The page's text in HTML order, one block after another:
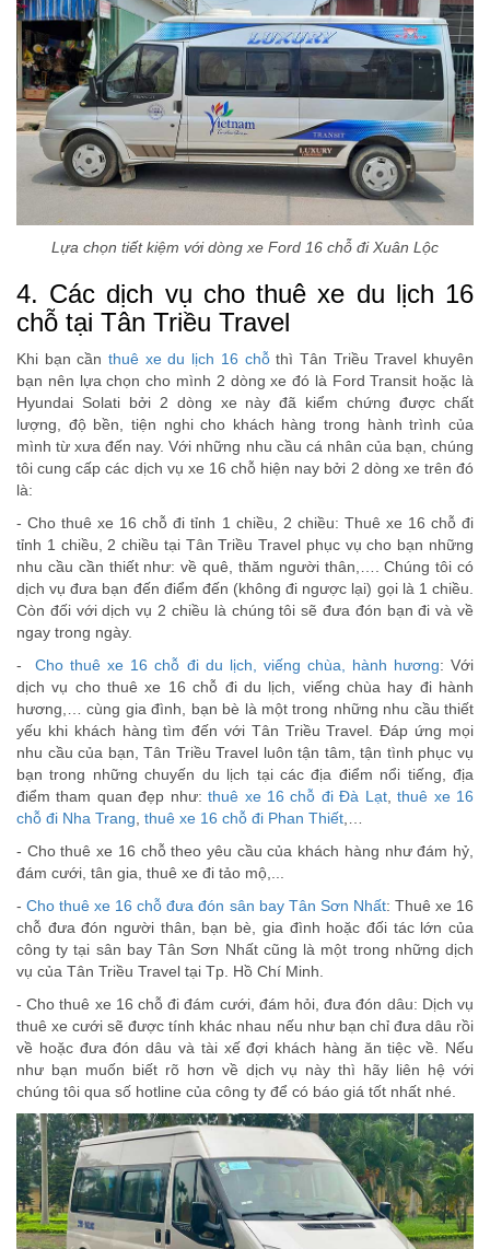
Lựa chọn tiết kiệm với dòng xe Ford 16 chỗ đi Xuân Lộc
4. Các dịch vụ cho thuê xe du lịch 16
chỗ tại Tân Triều Travel
Khi bạn cầnthuê xe du lịch 16 chỗthì Tân Triều Travel khuyên
bạn nên lựa chọn cho mình 2 dòng xe đó là Ford Transit hoặc là
Hyundai Solati bởi 2 dòng xe này đã kiểm chứng được chất
lượng, độ bền, tiện nghi cho khách hàng trong hành trình của
mình từ xưa đến nay. Với những nhu cầu cá nhân của bạn, chúng
tôi cung cấp các dịch vụ xe 16 chỗ hiện nay bởi 2 dòng xe trên đó
là:
- Cho thuê xe 16 chỗ đi tỉnh 1 chiều, 2 chiều: Thuê xe 16 chỗ đi
tỉnh 1 chiều, 2 chiều tại Tân Triều Travel phục vụ cho bạn những
nhu cầu cần thiết như: về quê, thăm người thân,…. Chúng tôi có
dịch vụ đưa bạn đến điểm đến (không đi ngược lại) gọi là 1 chiều.
Còn đối với dịch vụ 2 chiều là chúng tôi sẽ đưa đón bạn đi và về
ngay trong ngày.
-Cho thuê xe 16 chỗ đi du lịch, viếng chùa, hành hương: Với
dịch vụ cho thuê xe 16 chỗ đi du lịch, viếng chùa hay đi hành
hương,… cùng gia đình, bạn bè là một trong những nhu cầu thiết
yếu khi khách hàng tìm đến với Tân Triều Travel. Đáp ứng mọi
nhu cầu của bạn, Tân Triều Travel luôn tận tâm, tận tình phục vụ
bạn trong những chuyến du lịch tại các địa điểm nổi tiếng, địa
điểm tham quan đẹp như:thuê xe 16 chỗ đi Đà Lạt,thuê xe 16
chỗ đi Nha Trang thuê xe 16 chỗ đi Phan Thiết
- Cho thuê xe 16 chỗ theo yêu cầu của khách hàng như đám hỷ,
đám cưới, tân gia, thuê xe đi tảo mộ,...
-Cho thuê xe 16 chỗ đưa đón sân bay Tân Sơn Nhất: Thuê xe 16
chỗ đưa đón người thân, bạn bè, gia đình hoặc đối tác lớn của
công ty tại sân bay Tân Sơn Nhất cũng là một trong những dịch
vụ của Tân Triều Travel tại Tp. Hồ Chí Minh.
- Cho thuê xe 16 chỗ đi đám cưới, đám hỏi, đưa đón dâu: Dịch vụ
thuê xe cưới sẽ được tính khác nhau nếu như bạn chỉ đưa dâu rồi
về hoặc đưa đón dâu và tài xế đợi khách hàng ăn tiệc về. Nếu
như bạn muốn biết rõ hơn về dịch vụ này thì hãy liên hệ với
chúng tôi qua số hotline của công ty để có báo giá tốt nhất nhé.